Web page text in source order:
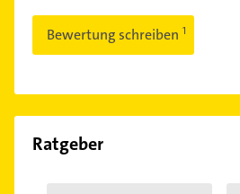
Bewertung schreiben
Ratgeber